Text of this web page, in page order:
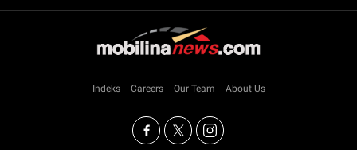
Indeks Careers Our Team About Us